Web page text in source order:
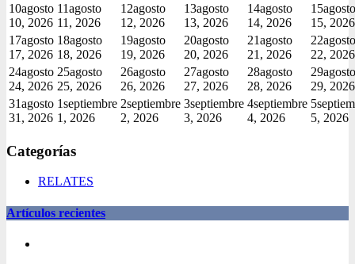
10agosto
10, 2026
11agosto
11, 2026
12agosto
12, 2026
13agosto
13, 2026
14agosto
14, 2026
15agosto
15, 2026
17agosto
17, 2026
18agosto
18, 2026
19agosto
19, 2026
20agosto
20, 2026
21agosto
21, 2026
22agosto
22, 2026
24agosto
24, 2026
25agosto
25, 2026
26agosto
26, 2026
27agosto
27, 2026
28agosto
28, 2026
29agosto
29, 2026
31agosto
31, 2026
1septiembre
1, 2026
2septiembre
2, 2026
3septiembre
3, 2026
4septiembre
4, 2026
5
5, 2026
Categorías
RELATES
Artículos recientes